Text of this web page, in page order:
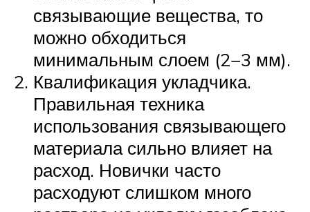
связывающие вещества, то
можно обходиться
минимальным слоем (2−3 мм).
Квалификация укладчика.
Правильная техника
использования связывающего
материала сильно влияет на
расход. Новички часто
расходуют слишком много